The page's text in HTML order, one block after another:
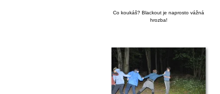
Co koukáš? Blackout je naprosto vážná
hrozba!